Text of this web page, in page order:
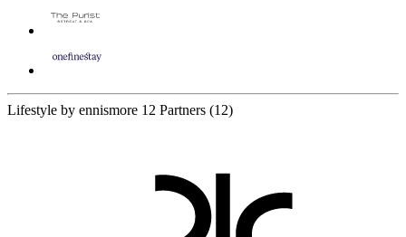
Lifestyle by ennismore 12 Partners (12)